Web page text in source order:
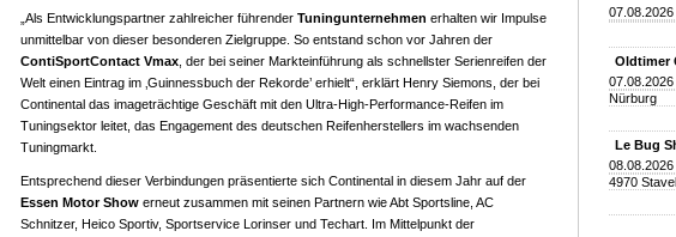
Oldtimer
Nürburg
Le Bug
4970
„Als Entwicklungspartner zahlreicher führender Tuningunternehmen erhalten wir Impulse
unmittelbar von dieser besonderen Zielgruppe. So entstand schon vor Jahren der
ContiSportContact Vmax , der bei seiner Markteinführung als schnellster Serienreifen der
Welt einen Eintrag im ‚Guinnessbuch der Rekorde’ erhielt“, erklärt Henry Siemons, der bei
Continental das imageträchtige Geschäft mit den Ultra-High-Performance-Reifen im
Tuningsektor leitet, das Engagement des deutschen Reifenherstellers im wachsenden
Tuningmarkt.
Entsprechend dieser Verbindungen präsentierte sich Continental in diesem Jahr auf der
Essen Motor Show erneut zusammen mit seinen Partnern wie Abt Sportsline, AC
Schnitzer, Heico Sportiv, Sportservice Lorinser und Techart. Im Mittelpunkt der